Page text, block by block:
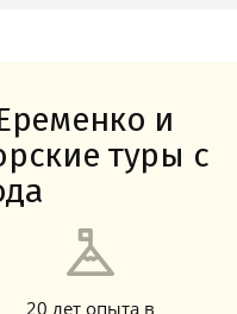
и
туры с
20 лет опыта в